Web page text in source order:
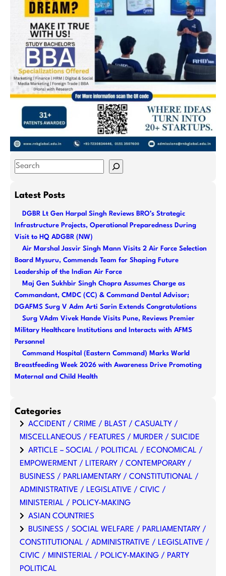
S
aLatest Posts
DGBR Lt Gen Harpal Singh Reviews BRO’s Strategic
Infrastructure Projects, Operational Preparedness During
Visit to HQ ADGBR (NW)
Air Marshal Jasvir Singh Mann Visits 2 Air Force Selection
Board Mysuru, Commends Team for Shaping Future
Leadership of the Indian Air Force
Maj Gen Sukhbir Singh Chopra Assumes Charge as
Commandant, CMDC (CC) & Command Dental Advisor;
DGAFMS Surg V Adm Arti Sarin Extends Congratulations
Surg VAdm Vivek Hande Visits Pune, Reviews Premier
Military Healthcare Institutions and Interacts with AFMS
Personnel
Command Hospital (Eastern Command) Marks World
Breastfeeding Week 2026 with Awareness Drive Promoting
Maternal and Child Health
Categories
ACCIDENT / CRIME / BLAST / CASUALTY /
MISCELLANEOUS / FEATURES / MURDER / SUICIDE
ARTICLE – SOCIAL / POLITICAL / ECONOMICAL /
EMPOWERMENT / LITERARY / CONTEMPORARY /
BUSINESS / PARLIAMENTARY / CONSTITUTIONAL /
ADMINISTRATIVE / LEGISLATIVE / CIVIC /
MINISTERIAL / POLICY-MAKING
ASIAN COUNTRIES
BUSINESS / SOCIAL WELFARE / PARLIAMENTARY /
CONSTITUTIONAL / ADMINISTRATIVE / LEGISLATIVE /
CIVIC / MINISTERIAL / POLICY-MAKING / PARTY
POLITICAL